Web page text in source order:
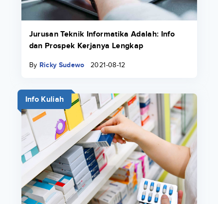
Jurusan Teknik Informatika Adalah: Info
dan Prospek Kerjanya Lengkap
By Ricky Sudewo 2021-08-12
Info Kuliah